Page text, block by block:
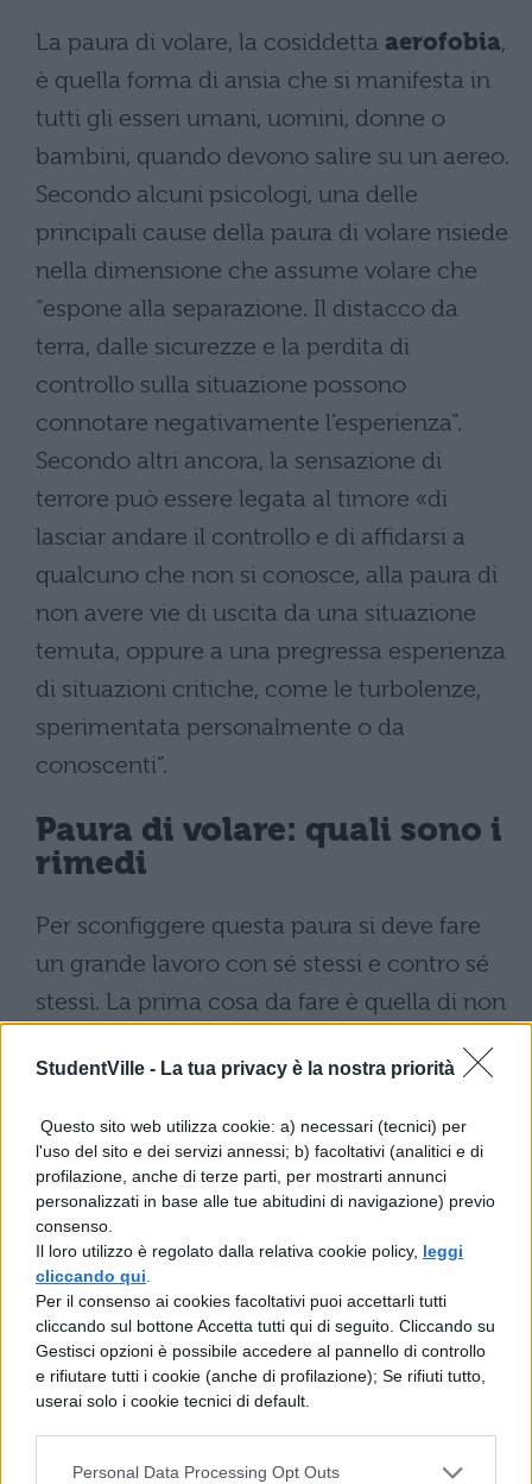
StudentVille - La tua privacy è la nostra priorità
Questo sito web utilizza cookie: a) necessari (tecnici) per
l'uso del sito e dei servizi annessi; b) facoltativi (analitici e di
profilazione, anche di terze parti, per mostrarti annunci
personalizzati in base alle tue abitudini di navigazione) previo
consenso.
Il loro utilizzo è regolato dalla relativa cookie policy, leggi
cliccando qui
Per il consenso ai cookies facoltativi puoi accettarli tutti
cliccando sul bottone Accetta tutti qui di seguito. Cliccando su
Gestisci opzioni è possibile accedere al pannello di controllo
e rifiutare tutti i cookie (anche di profilazione); Se rifiuti tutto,
userai solo i cookie tecnici di default.
Personal Data Processing Opt Outs
La paura di volare, la cosiddetta aerofobia,
è quella forma di ansia che si manifesta in
tutti gli esseri umani, uomini, donne o
bambini, quando devono salire su un aereo.
Secondo alcuni psicologi, una delle
principali cause della paura di volare risiede
nella dimensione che assume volare che
“espone alla separazione. Il distacco da
terra, dalle sicurezze e la perdita di
controllo sulla situazione possono
connotare negativamente l’esperienza”.
Secondo altri ancora, la sensazione di
terrore può essere legata al timore «di
lasciar andare il controllo e di affidarsi a
qualcuno che non si conosce, alla paura di
non avere vie di uscita da una situazione
temuta, oppure a una pregressa esperienza
di situazioni critiche, come le turbolenze,
sperimentata personalmente o da
conoscenti”.
Paura di volare: quali sono i
rimedi
Per sconfiggere questa paura si deve fare
un grande lavoro con sé stessi e contro sé
stessi. La prima cosa da fare è quella di non
terrore, ma di affrontarla per superarla,
come? Salendo su un aereo e facendo un
viaggio che, per iniziare, può essere di
breve durata. Ovviamente non partite soli,
fatevi accompagnare da qualcuno di cui vi
fidate e, una volta saliti sul mezzo,
individuate l’assistente di voloche vi
ispira maggiormente fiducia e cercate di
guardarlo per tutto il viaggio, vi trasmetterà